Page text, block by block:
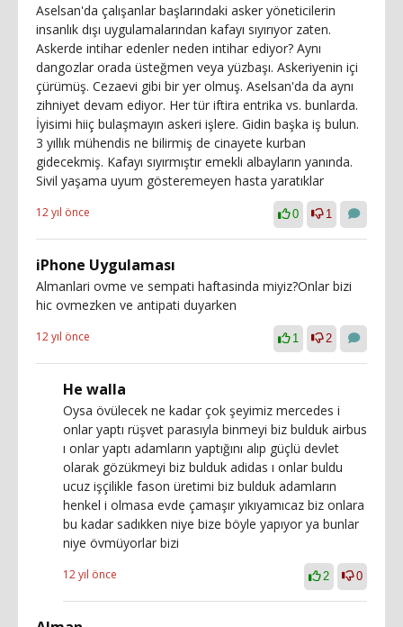
Aselsan'da çalışanlar başlarındaki asker yöneticilerin
insanlık dışı uygulamalarından kafayı sıyırıyor zaten.
Askerde intihar edenler neden intihar ediyor? Aynı
dangozlar orada üsteğmen veya yüzbaşı. Askeriyenin içi
çürümüş. Cezaevi gibi bir yer olmuş. Aselsan'da da aynı
zihniyet devam ediyor. Her tür iftira entrika vs. bunlarda.
İyisimi hiiç bulaşmayın askeri işlere. Gidin başka iş bulun.
3 yıllık mühendis ne bilirmiş de cinayete kurban
gidecekmiş. Kafayı sıyırmıştır emekli albayların yanında.
Sivil yaşama uyum gösteremeyen hasta yaratıklar
12 yıl önce 0 1
iPhone Uygulaması
Almanlari ovme ve sempati haftasinda miyiz?Onlar bizi
hic ovmezken ve antipati duyarken
12 yıl önce 1 2
He walla
Oysa övülecek ne kadar çok şeyimiz mercedes i
onlar yaptı rüşvet parasıyla binmeyi biz bulduk airbus
ı onlar yaptı adamların yaptığını alıp güçlü devlet
olarak gözükmeyi biz bulduk adidas ı onlar buldu
ucuz işçilikle fason üretimi biz bulduk adamların
henkel i olmasa evde çamaşır yıkıyamıcaz biz onlara
bu kadar sadıkken niye bize böyle yapıyor ya bunlar
niye övmüyorlar bizi
12 yıl önce 2 0